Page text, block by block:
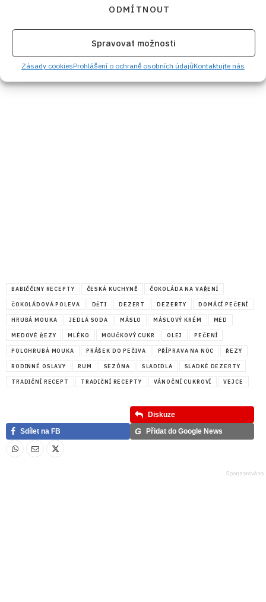
ODMÍTNOUT
Spravovat možnosti
Zásady cookiesProhlášení o ochraně osobních údajůKontaktujte nás
BABIČČINY RECEPTY ČESKÁ KUCHYNĚ ČOKOLÁDA NA VAŘENÍ
ČOKOLÁDOVÁ POLEVA DĚTI DEZERT DEZERTY DOMÁCÍ PEČENÍ
HRUBÁ MOUKA JEDLÁ SODA MÁSLO MÁSLOVÝ KRÉM MED
MEDOVÉ ŘEZY MLÉKO MOUČKOVÝ CUKR OLEJ PEČENÍ
POLOHRUBÁ MOUKA PRÁŠEK DO PEČIVA PŘÍPRAVA NA NOC ŘEZY
RODINNÉ OSLAVY RUM SEZÓNA SLADIDLA SLADKÉ DEZERTY
TRADIČNÍ RECEPT TRADIČNÍ RECEPTY VÁNOČNÍ CUKROVÍ VEJCE
Diskuze
Sdílet na FB
G Přidat do Google News